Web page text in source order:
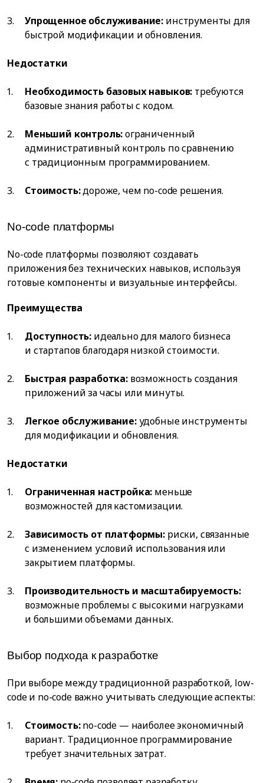
Упрощенное обслуживание: инструменты для
быстрой модификации и обновления.
Недостатки
Необходимость базовых навыков: требуются
базовые знания работы с кодом.
Меньший контроль:ограниченный
административный контроль по сравнению
с традиционным программированием.
Стоимость:дороже, чем no-code решения.
No-code платформы
No-code платформы позволяют создавать
приложения без технических навыков, используя
готовые компоненты и визуальные интерфейсы.
Преимущества
Доступность: идеально для малого бизнеса
и стартапов благодаря низкой стоимости.
Быстрая разработка:возможность создания
приложений за часы или минуты.
Легкое обслуживание:удобные инструменты
для модификации и обновления.
Недостатки
Ограниченная настройка: меньше
возможностей для кастомизации.
Зависимость от платформы: риски, связанные
с изменением условий использования или
закрытием платформы.
Производительность и масштабируемость:
возможные проблемы с высокими нагрузками
и большими объемами данных.
Выбор подхода к разработке
При выборе между традиционной разработкой, low-
code и no-code важно учитывать следующие аспекты:
Стоимость:no-code — наиболее экономичный
вариант. Традиционное программирование
требует значительных затрат.